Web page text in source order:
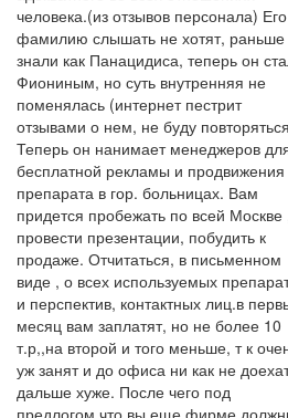
человека.(из отзывов персонала) Его
фамилию слышать не хотят, раньше
знали как Панацидиса, теперь он
Фиониным, но суть внутренняя не
поменялась (интернет пестрит
отзывами о нем, не буду
Теперь он нанимает менеджеров
бесплатной рекламы и продвижения
препарата в гор. больницах. Вам
придется пробежать по всей Москве
провести презентации, побудить к
продаже. Отчитаться, в письменном
виде , о всех используемых
и перспектив, контактных лиц.в
месяц вам заплатят, но не более 10
т.р,,на второй и того меньше, т к
уж занят и до офиса ни как не
дальше хуже. После чего под
предлогом что вы еще фирме